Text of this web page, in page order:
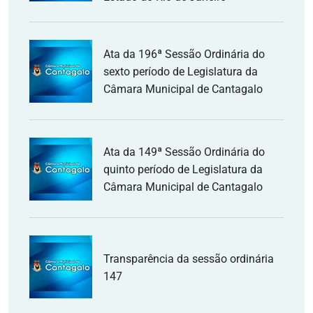
Ata da 196ª Sessão Ordinária do
sexto período de Legislatura da
Câmara Municipal de Cantagalo
Ata da 149ª Sessão Ordinária do
quinto período de Legislatura da
Câmara Municipal de Cantagalo
Transparência da sessão ordinária
147